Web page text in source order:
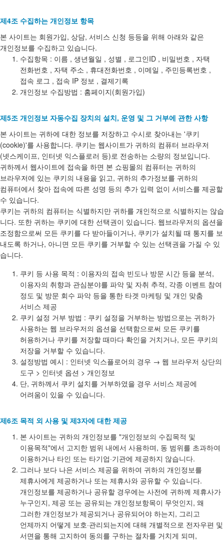
제4조 수집하는 개인정보 항목
본 사이트는 회원가입, 상담, 서비스 신청 등등을 위해 아래와 같은
개인정보를 수집하고 있습니다.
수집항목 : 이름 , 생년월일 , 성별 , 로그인ID , 비밀번호 , 자택
전화번호 , 자택 주소 , 휴대전화번호 , 이메일 , 주민등록번호 ,
접속 로그 , 접속 IP 정보 , 결제기록
개인정보 수집방법 : 홈페이지(회원가입)
제5조 개인정보 자동수집 장치의 설치, 운영 및 그 거부에 관한 사항
본 사이트는 귀하에 대한 정보를 저장하고 수시로 찾아내는 '쿠키
(cookie)'를 사용합니다. 쿠키는 웹사이트가 귀하의 컴퓨터 브라우저
(넷스케이프, 인터넷 익스플로러 등)로 전송하는 소량의 정보입니다.
귀하께서 웹사이트에 접속을 하면 본 쇼핑몰의 컴퓨터는 귀하의
브라우저에 있는 쿠키의 내용을 읽고, 귀하의 추가정보를 귀하의
컴퓨터에서 찾아 접속에 따른 성명 등의 추가 입력 없이 서비스를 제공할
수 있습니다.
쿠키는 귀하의 컴퓨터는 식별하지만 귀하를 개인적으로 식별하지는 않습
니다. 또한 귀하는 쿠키에 대한 선택권이 있습니다. 웹브라우저의 옵션을
조정함으로써 모든 쿠키를 다 받아들이거나, 쿠키가 설치될 때 통지를 보
내도록 하거나, 아니면 모든 쿠키를 거부할 수 있는 선택권을 가질 수 있
습니다.
쿠키 등 사용 목적 : 이용자의 접속 빈도나 방문 시간 등을 분석,
이용자의 취향과 관심분야를 파악 및 자취 추적, 각종 이벤트 참여
정도 및 방문 회수 파악 등을 통한 타겟 마케팅 및 개인 맞춤
서비스 제공
쿠키 설정 거부 방법 : 쿠키 설정을 거부하는 방법으로는 귀하가
사용하는 웹 브라우저의 옵션을 선택함으로써 모든 쿠키를
허용하거나 쿠키를 저장할 때마다 확인을 거치거나, 모든 쿠키의
저장을 거부할 수 있습니다.
설정방법 예시 : 인터넷 익스플로어의 경우 → 웹 브라우저 상단의
도구 > 인터넷 옵션 > 개인정보
단, 귀하께서 쿠키 설치를 거부하였을 경우 서비스 제공에
어려움이 있을 수 있습니다.
제6조 목적 외 사용 및 제3자에 대한 제공
본 사이트는 귀하의 개인정보를 "개인정보의 수집목적 및
이용목적"에서 고지한 범위 내에서 사용하며, 동 범위를 초과하여
이용하거나 타인 또는 타기업·기관에 제공하지 않습니다.
그러나 보다 나은 서비스 제공을 위하여 귀하의 개인정보를
제휴사에게 제공하거나 또는 제휴사와 공유할 수 있습니다.
개인정보를 제공하거나 공유할 경우에는 사전에 귀하께 제휴사가
누구인지, 제공 또는 공유되는 개인정보항목이 무엇인지, 왜
그러한 개인정보가 제공되거나 공유되어야 하는지, 그리고
언제까지 어떻게 보호·관리되는지에 대해 개별적으로 전자우편 및
서면을 통해 고지하여 동의를 구하는 절차를 거치게 되며,